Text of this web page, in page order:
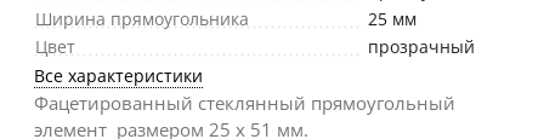
Ширина прямоугольника
25 мм
Цвет
прозрачный
Все характеристики
Фацетированный стеклянный прямоугольный
элемент размером 25 х 51 мм.